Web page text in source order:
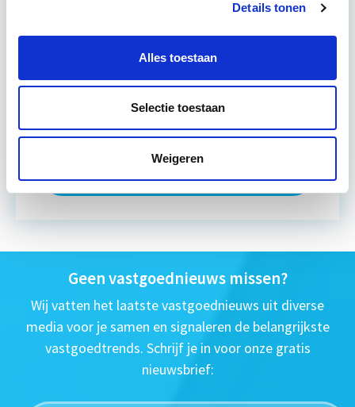
Details tonen
Alles toestaan
Selectie toestaan
Weigeren
Eerstvolgende startdatum
di 15 sep 2026 - Utrecht of Online
Meer informatie
Geen vastgoednieuws missen?
Wij vatten het laatste vastgoednieuws uit diverse
media voor je samen en signaleren de belangrijkste
vastgoedtrends. Schrijf je in voor onze gratis
nieuwsbrief: